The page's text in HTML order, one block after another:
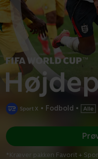
• Fodbold •
*Kræver pakken Favorit +